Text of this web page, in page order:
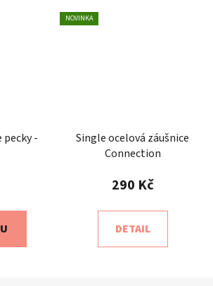
pecky -
NOVINKA
Single ocelová záušnice
Connection
290 Kč
DETAIL